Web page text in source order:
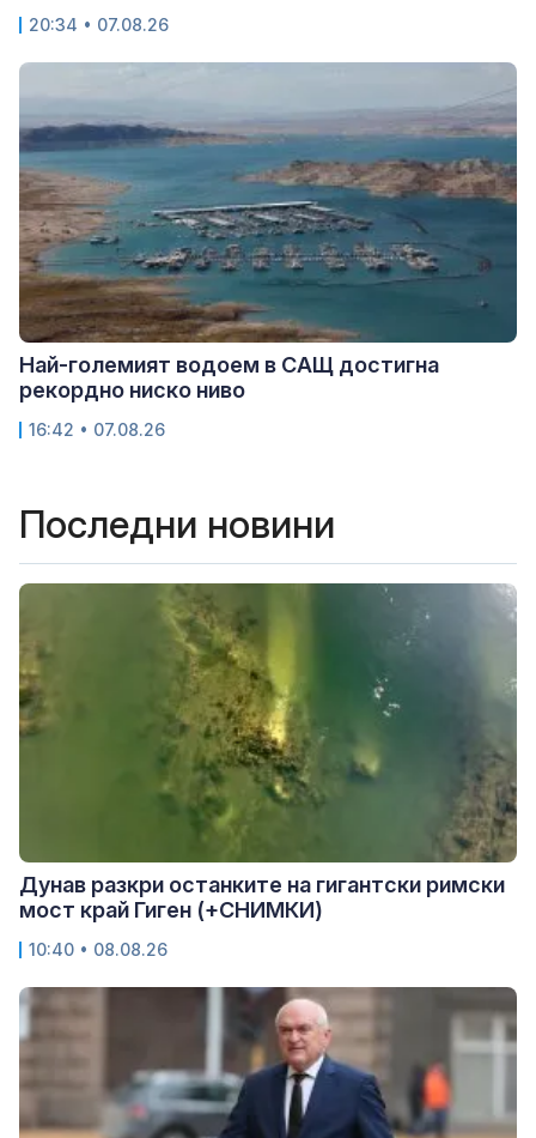
20:34 • 07.08.26
Най-големият водоем в САЩ достигна
рекордно ниско ниво
16:42 • 07.08.26
Последни новини
Дунав разкри останките на гигантски римски
мост край Гиген (+СНИМКИ)
10:40 • 08.08.26